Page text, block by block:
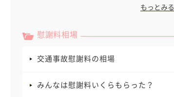
もっとみる
慰謝料相場
交通事故慰謝料の相場
みんなは慰謝料いくらもらった？